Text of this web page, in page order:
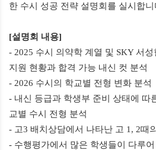
한 수시 성공 전략 설명회를 실시합니
[설명회 내용]
- 2025 수시 의약학 계열 및 SKY서성
지원 현황과 합격 가능 내신 컷 분석
- 2026 수시의 학교별 전형 변화 분석
- 내신 등급과 학생부 준비 상태에 따
교별 수시 전형 분석
- 고3 배치상담에서 나타난 고 1, 2때
- 수행평가에서 많은 학생들이 다루